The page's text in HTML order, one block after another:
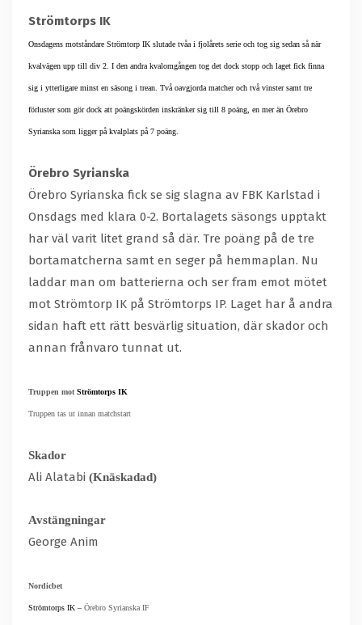
Strömtorps IK
Onsdagens motståndare Strömtorp IK slutade tvåa i fjolårets serie och tog sig sedan så när
kvalvägen upp till div 2. I den andra kvalomgången tog det dock stopp och laget fick finna
sig i ytterligare minst en säsong i trean. Två oavgjorda matcher och två vinster samt tre
förluster som gör dock att poängskörden inskränker sig till 8 poäng, en mer än Örebro
Syrianska som ligger på kvalplats på 7 poäng.
Örebro Syrianska
Örebro Syrianska fick se sig slagna av FBK Karlstad i
Onsdags med klara 0-2. Bortalagets säsongs upptakt
har väl varit litet grand så där. Tre poäng på de tre
bortamatcherna samt en seger på hemmaplan. Nu
laddar man om batterierna och ser fram emot mötet
mot Strömtorp IK på Strömtorps IP. Laget har å andra
sidan haft ett rätt besvärlig situation, där skador och
annan frånvaro tunnat ut.
Truppen mot Strömtorps IK
Truppen tas ut innan matchstart
Skador
Ali Alatabi (Knäskadad)
Avstängningar
George Anim
Nordicbet
Strömtorps IK – Örebro Syrianska IF